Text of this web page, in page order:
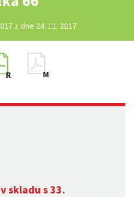
z dne 24. 11. 2017
skladu s 33.